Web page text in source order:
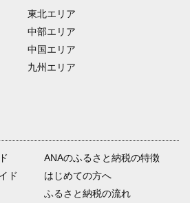
東北エリア
中部エリア
中国エリア
九州エリア
ド
ANAのふるさと納税の特徴
はじめての方へ
ふるさと納税の流れ